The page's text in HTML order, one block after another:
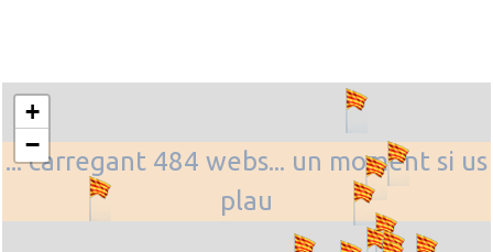
... carregant 484 webs... un moment si us
plau
+
−